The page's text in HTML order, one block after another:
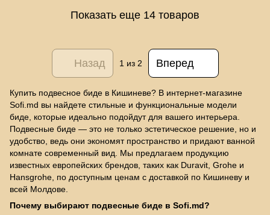
Показать еще 14 товаров
Назад 1 из 2 Вперед
Купить подвесное биде в Кишиневе? В интернет-магазине
Sofi.md вы найдете стильные и функциональные модели
биде, которые идеально подойдут для вашего интерьера.
Подвесные биде — это не только эстетическое решение, но и
удобство, ведь они экономят пространство и придают ванной
комнате современный вид. Мы предлагаем продукцию
известных европейских брендов, таких как Duravit, Grohe и
Hansgrohe, по доступным ценам с доставкой по Кишиневу и
всей Молдове.
Почему выбирают подвесные биде в Sofi.md?